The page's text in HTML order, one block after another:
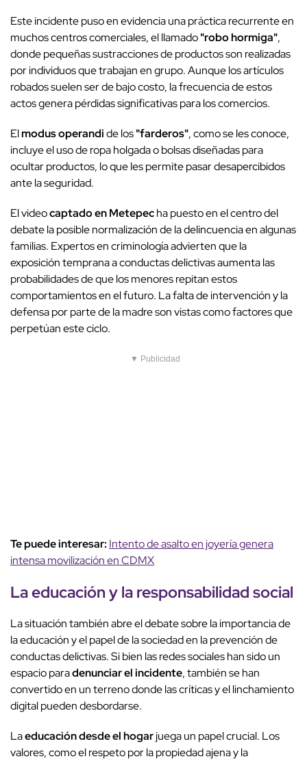
Este incidente puso en evidencia una práctica recurrente en
muchos centros comerciales, el llamado"robo hormiga",
donde pequeñas sustracciones de productos son realizadas
por individuos que trabajan en grupo. Aunque los artículos
robados suelen ser de bajo costo, la frecuencia de estos
actos genera pérdidas significativas para los comercios.
Elmodus operandide los"farderos", como se les conoce,
incluye el uso de ropa holgada o bolsas diseñadas para
ocultar productos, lo que les permite pasar desapercibidos
ante la seguridad.
El videocaptado en Metepecha puesto en el centro del
debate la posible normalización de la delincuencia en algunas
familias. Expertos en criminología advierten que la
exposición temprana a conductas delictivas aumenta las
probabilidades de que los menores repitan estos
comportamientos en el futuro. La falta de intervención y la
defensa por parte de la madre son vistas como factores que
perpetúan este ciclo.
▼ Publicidad
Te puede interesar: Intento de asalto en joyería genera
intensa movilización en CDMX
La educación y la responsabilidad social
La situación también abre el debate sobre la importancia de
la educación y el papel de la sociedad en la prevención de
conductas delictivas. Si bien las redes sociales han sido un
espacio paradenunciar el incidente, también se han
convertido en un terreno donde las críticas y el linchamiento
digital pueden desbordarse.
Laeducación desde el hogarjuega un papel crucial. Los
valores, como el respeto por la propiedad ajena y la